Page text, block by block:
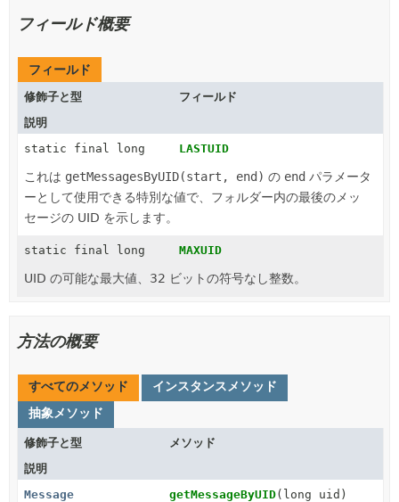
フィールド概要
フィールド
修飾子と型
フィールド
説明
static final long
LASTUID
これは getMessagesByUID(start, end) の end パラメータ
ーとして使用できる特別な値で、フォルダー内の最後のメッ
セージの UID を示します。
static final long MAXUID
UID の可能な最大値、32 ビットの符号なし整数。
方法の概要
すべてのメソッド
インスタンスメソッド
抽象メソッド
修飾子と型
メソッド
説明
Message
getMessageByUID(long uid)